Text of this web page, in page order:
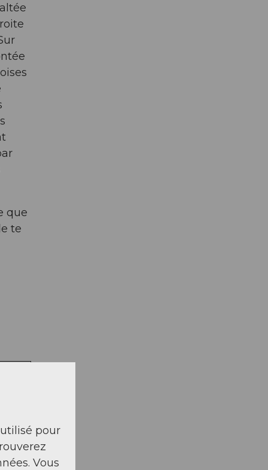
que
te
pour
Vous